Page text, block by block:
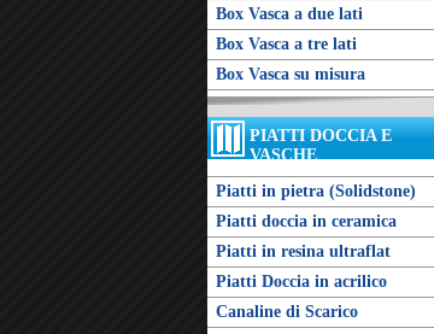
Box Vasca a due lati
Box Vasca a tre lati
Box Vasca su misura
PIATTI DOCCIA E
VASCHE
Piatti in pietra (Solidstone)
Piatti doccia in ceramica
Piatti in resina ultraflat
Piatti Doccia in acrilico
Canaline di Scarico